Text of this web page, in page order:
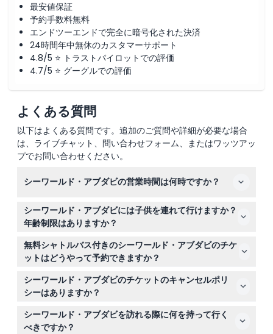
最安値保証
予約手数料無料
エンドツーエンドで完全に暗号化された決済
24時間年中無休のカスタマーサポート
4.8/5 ⭐ トラストパイロットでの評価
4.7/5 ⭐ グーグルでの評価
よくある質問
以下はよくある質問です。追加のご質問や詳細が必要な場合
は、ライブチャット、問い合わせフォーム、またはワッツアッ
プでお問い合わせください。
シーワールド・アブダビの営業時間は何時ですか？
シーワールド・アブダビは毎日午前10時から午後6時まで
営業しています（変更される場合がありますので、予約時
にご確認ください）。ラマダン期間中は、公園の営業時間
が午前10時から午後5時までとなります。
シーワールド・アブダビには子供を連れて行けますか？
年齢制限はありますか？
3歳以下の子供は無料で入場でき、チケットは必要ありま
せん。11歳以下のお子様は、有効なチケットを持つ責任あ
る大人の同行が必要です。
無料シャトルバス付きのシーワールド・アブダビのチケ
ットはどうやって予約できますか？
このウェブサイトから簡単に無料シャトルサービス付きの
シーワールド・アブダビのチケットをオンラインで予約で
きます。希望の日付を選択し、安全な予約手続きを完了し
てください。
シーワールド・アブダビのチケットのキャンセルポリ
シーはありますか？
すべてのチケットは返金不可・交換不可ですので、予約前
に予定をご確認ください。
シーワールド・アブダビを訪れる際に何を持って行く
べきですか？